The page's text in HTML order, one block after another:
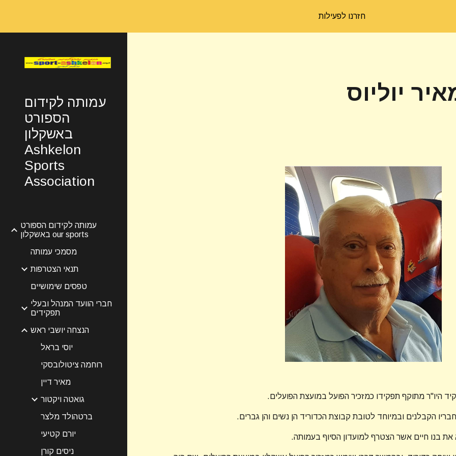
חזרנו לפעילות
עמותה לקידום
הספורט
באשקלון
Ashkelon
Sports
Association
עמותה לקידום הספורט
באשקלון our sports
מסמכי עמותה
תנאי הצטרפות
טפסים שימושיים
חברי הוועד המנהל ובעלי
תפקידים
הנצחה יושבי ראש
יוסי בראל
רוחמה ציטולובסקי
מאיר דיין
גואטה ויקטור
ברטהולד מלצר
יורם קטיעי
ניסים קורן
יוליוס
היו"ר מתוקף תפקידו כמזכיר הפועל במועצת הפועלים.
הקבלנים ובמיוחד לטובת קבוצת הכדוריד הן נשים והן גברים.
את בנו חיים אשר הצטרף למועדון הסיוף בעמותה.